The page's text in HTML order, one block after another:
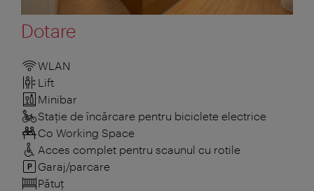
Dotare
WLAN
Lift
Minibar
Stație de încărcare pentru biciclete electrice
Co Working Space
Acces complet pentru scaunul cu rotile
Garaj/parcare
Pătuţ